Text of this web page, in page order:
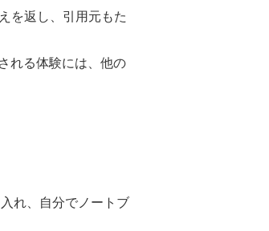
を返し、引用元もた
れる体験には、他の
れ、自分でノートブ